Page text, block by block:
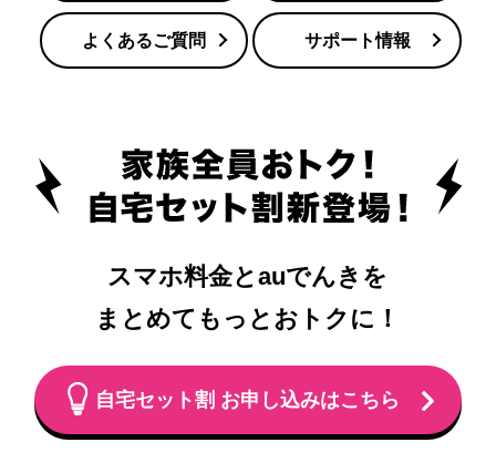
よくあるご質問 サポート情報
スマホ料金とauでんきを
まとめてもっとおトクに！
自宅セット割 お申し込みはこちら